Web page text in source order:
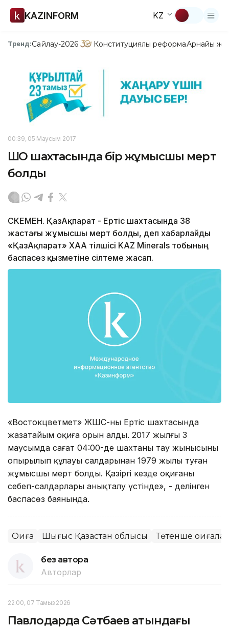
KAZINFORM KZ
Тренд:Сайлау-2026 Конституциялық реформаАрнайы
00:39, 05 Маусым 2017
ШҚО шахтасында бір жұмысшы мерт
болды
ӨСКЕМЕН. ҚазАқпарат - Ертіс шахтасында 38
жастағы жұмысшы мерт болды, деп хабарлайды
«ҚазАқпарат» ХАА тілшісі KAZ Minerals тобының
баспасөз қызметіне сілтеме жасап.
«Востокцветмет» ЖШС-ның Ертіс шахтасында
жазатайым оқиға орын алды. 2017 жылғы 3
маусымда сағат 04:00-де шахтаның тау жынысының
опырылып құлауы салдарынан 1979 жылы туған
жұмысшы мерт болды. Қазіргі кезде оқиғаның
себеп-салдарлары анықталу үстінде», - делінген
баспасөз баянында.
Оқиға Шығыс Қазақстан облысы Төтенше
без автора
Авторлар
22:00, 07 Тамыз 2026
Павлодарда Сәтбаев атындағы